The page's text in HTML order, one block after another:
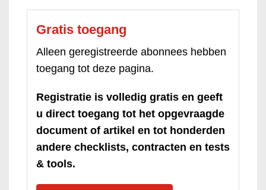
Gratis toegang
Alleen geregistreerde abonnees hebben
toegang tot deze pagina.
Registratie is volledig gratis en geeft
u direct toegang tot het opgevraagde
document of artikel en tot honderden
andere checklists, contracten en tests
& tools.